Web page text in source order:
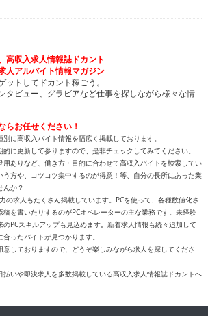
高収入求人情報誌ドカント
人アルバイト情報マガジン
トしてドカント稼ごう。
タビュー、グラビアなど仕事を探しながら様々な情
らお任せください！
に高収入バイト情報を幅広く掲載しております。
に更新して参りますので、是非チェックしてみてください。
用ありなど、働き方・目的に合わせて高収入バイトを検索してい
方や、コツコツ集中するのが得意！等、自分の長所にあった業
んか？
の求人もたくさん掲載しています。PCを使って、各種数値化さ
を書いたりするのがPCオペレーターの主な業務です。未経験
PCスキルアップも見込めます。新着求人情報も続々追加して
ったバイトが見つかります。
しておりますので、どうぞ楽しみながら求人を探してくださ
いや即決求人を多数掲載している高収入求人情報誌ドカントへ